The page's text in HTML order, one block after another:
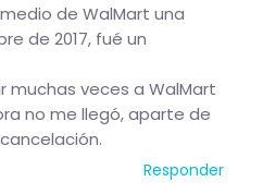
de WalMart una
de 2017, fué un
muchas veces a WalMart
no me llegó, aparte de
Responder